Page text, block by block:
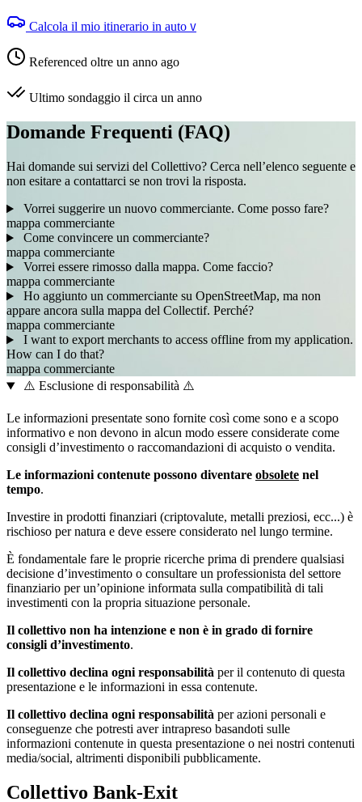
Calcola il mio itinerario in auto V
Referenced oltre un anno ago
Ultimo sondaggio il circa un anno
Domande Frequenti (FAQ)
Hai domande sui servizi del Collettivo? Cerca nell’elenco seguente e
non esitare a contattarci se non trovi la risposta.
Vorrei suggerire un nuovo commerciante. Come posso fare?
mappa commerciante
Come convincere un commerciante?
mappa commerciante
Vorrei essere rimosso dalla mappa. Come faccio?
mappa commerciante
Ho aggiunto un commerciante su OpenStreetMap, ma non
appare ancora sulla mappa del Collectif. Perché?
mappa commerciante
I want to export merchants to access offline from my application.
How can I do that?
mappa commerciante
⚠️ Esclusione di responsabilità ⚠️
Le informazioni presentate sono fornite così come sono e a scopo
informativo e non devono in alcun modo essere considerate come
consigli d’investimento o raccomandazioni di acquisto o vendita.
Le informazioni contenute possono diventare obsolete nel
tempo.
Investire in prodotti finanziari (criptovalute, metalli preziosi, ecc...) è
rischioso per natura e deve essere considerato nel lungo termine.
È fondamentale fare le proprie ricerche prima di prendere qualsiasi
decisione d’investimento o consultare un professionista del settore
finanziario per un’opinione informata sulla compatibilità di tali
investimenti con la propria situazione personale.
Il collettivo non ha intenzione e non è in grado di fornire
consigli d’investimento.
Il collettivo declina ogni responsabilità per il contenuto di questa
presentazione e le informazioni in essa contenute.
Il collettivo declina ogni responsabilità per azioni personali e
conseguenze che potresti aver intrapreso basandoti sulle
informazioni contenute in questa presentazione o nei nostri contenuti
media/social, altrimenti disponibili pubblicamente.
Collettivo Bank-Exit